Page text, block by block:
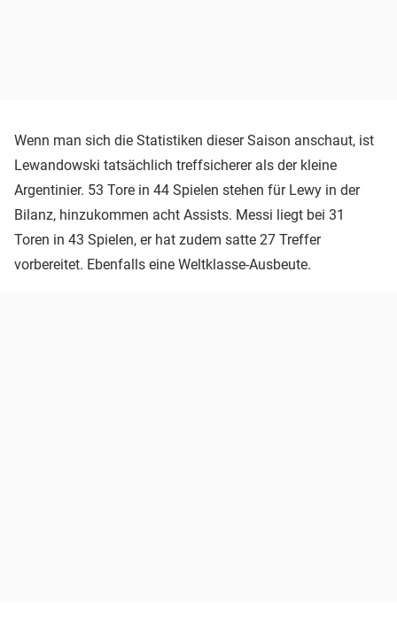
Wenn man sich die Statistiken dieser Saison anschaut, ist
Lewandowski tatsächlich treffsicherer als der kleine
Argentinier. 53 Tore in 44 Spielen stehen für Lewy in der
Bilanz, hinzukommen acht Assists. Messi liegt bei 31
Toren in 43 Spielen, er hat zudem satte 27 Treffer
vorbereitet. Ebenfalls eine Weltklasse-Ausbeute.